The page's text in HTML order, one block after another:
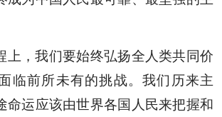
我们要始终弘扬全人类共同价
临前所未有的挑战。我们历来主
命运应该由世界各国人民来把握和